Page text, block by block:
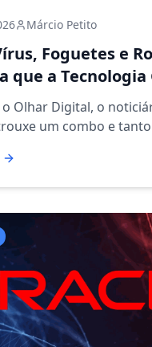
Márcio Petito
Foguetes e
que a Tecnologia
Olhar Digital, o
um combo e
para antecipar
a NASA a...